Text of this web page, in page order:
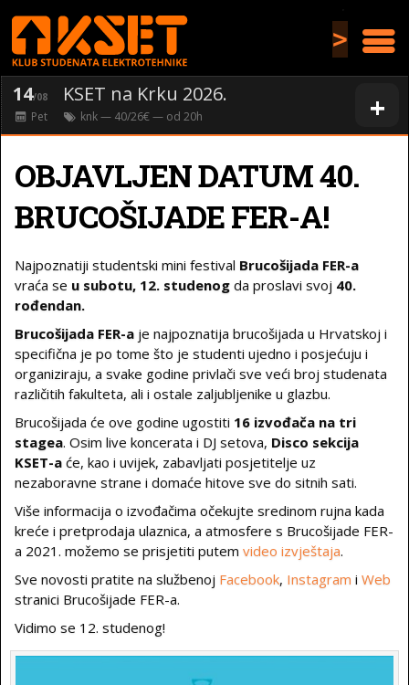
>
+
14/08 KSET na Krku 2026.
Pet knk— 40/26€ — od 20h
OBJAVLJEN DATUM 40.
BRUCOŠIJADE FER-A!
Najpoznatiji studentski mini festival Brucošijada FER-a
vraća se u subotu, 12. studenog da proslavi svoj 40.
rođendan.
Brucošijada FER-a je najpoznatija brucošijada u Hrvatskoj i
specifična je po tome što je studenti ujedno i posjećuju i
organiziraju, a svake godine privlači sve veći broj studenata
različitih fakulteta, ali i ostale zaljubljenike u glazbu.
Brucošijada će ove godine ugostiti 16 izvođača na tri
stagea. Osim live koncerata i DJ setova, Disco sekcija
KSET-a će, kao i uvijek, zabavljati posjetitelje uz
nezaboravne strane i domaće hitove sve do sitnih sati.
Više informacija o izvođačima očekujte sredinom rujna kada
kreće i pretprodaja ulaznica, a atmosfere s Brucošijade FER-
a 2021. možemo se prisjetiti putem video izvještaja.
Sve novosti pratite na službenoj Facebook, Instagram i Web
stranici Brucošijade FER-a.
Vidimo se 12. studenog!